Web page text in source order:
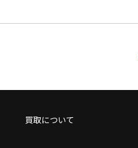
買取について